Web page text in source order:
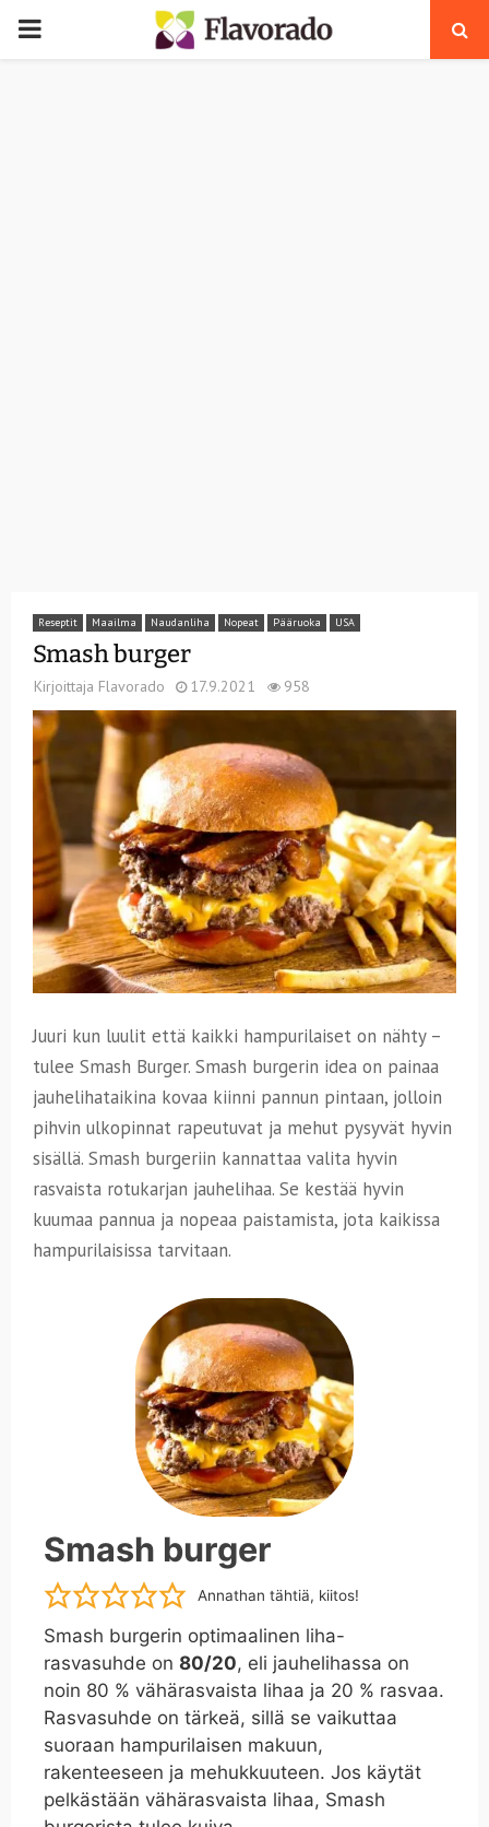
PRIMARY
Reseptit Maailma Naudanliha Nopeat Pääruoka USA
Smash burger
Kirjoittaja Flavorado 17.9.2021 958
Juuri kun luulit että kaikki hampurilaiset on nähty –
tulee Smash Burger. Smash burgerin idea on painaa
jauhelihataikina kovaa kiinni pannun pintaan, jolloin
pihvin ulkopinnat rapeutuvat ja mehut pysyvät hyvin
sisällä. Smash burgeriin kannattaa valita hyvin
rasvaista rotukarjan jauhelihaa. Se kestää hyvin
kuumaa pannua ja nopeaa paistamista, jota kaikissa
hampurilaisissa tarvitaan.
Smash burger
Annathan tähtiä, kiitos!
Smash burgerin optimaalinen liha-
rasvasuhde on 80/20, eli jauhelihassa on
noin 80 % vähärasvaista lihaa ja 20 % rasvaa.
Rasvasuhde on tärkeä, sillä se vaikuttaa
suoraan hampurilaisen makuun,
rakenteeseen ja mehukkuuteen. Jos käytät
pelkästään vähärasvaista lihaa, Smash